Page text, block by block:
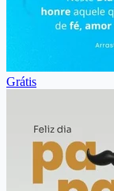
Grátis